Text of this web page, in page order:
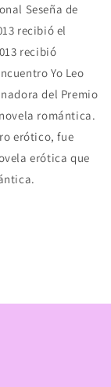
Seseña de
recibió el
recibió
Yo Leo
del Premio
romántica.
erótico, fue
erótica que